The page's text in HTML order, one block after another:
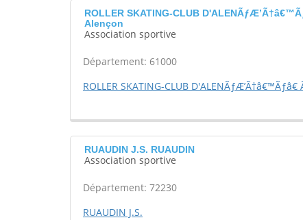
ROLLER SKATING-CLUB
Alençon
Association sportive
Département: 61000
ROLLER SKATING-CLUB D'ALENÃƒÆ’Ã†â€™Ãƒâ€
RUAUDIN J.S. RUAUDIN
Association sportive
Département: 72230
RUAUDIN J.S.